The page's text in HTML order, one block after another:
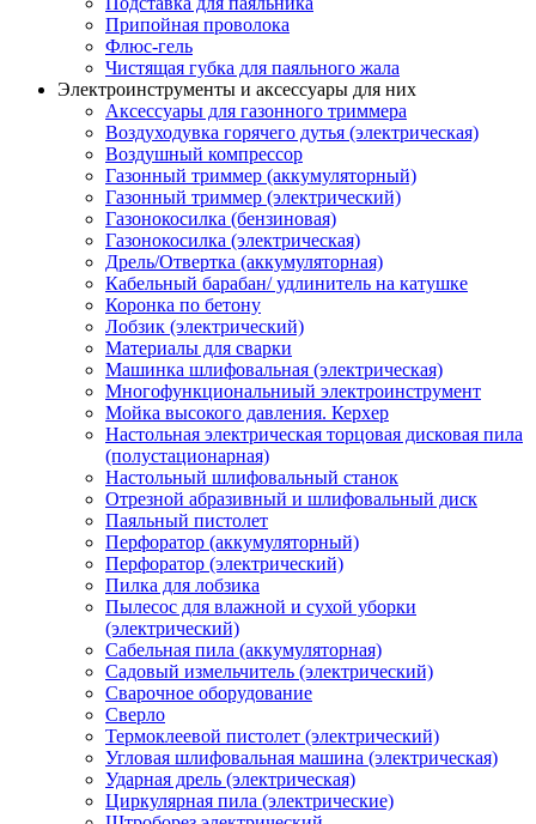
Припойная проволока
Флюс-гель
Чистящая губка для паяльного жала
Электроинструменты и аксессуары для них
Аксессуары для газонного триммера
Воздуходувка горячего дутья (электрическая)
Воздушный компрессор
Газонный триммер (аккумуляторный)
Газонный триммер (электрический)
Газонокосилка (бензиновая)
Газонокосилка (электрическая)
Дрель/Отвертка (аккумуляторная)
Кабельный барабан/ удлинитель на катушке
Коронка по бетону
Лобзик (электрический)
Материалы для сварки
Машинка шлифовальная (электрическая)
Многофункциональниый электроинструмент
Мойка высокого давления. Керхер
Настольная электрическая торцовая дисковая пила
(полустационарная)
Настольный шлифовальный станок
Отрезной абразивный и шлифовальный диск
Паяльный пистолет
Перфоратор (аккумуляторный)
Перфоратор (электрический)
Пилка для лобзика
Пылесос для влажной и сухой уборки
(электрический)
Сабельная пила (аккумуляторная)
Садовый измельчитель (электрический)
Сварочное оборудование
Сверло
Термоклеевой пистолет (электрический)
Угловая шлифовальная машина (электрическая)
Ударная дрель (электрическая)
Циркулярная пила (электрические)